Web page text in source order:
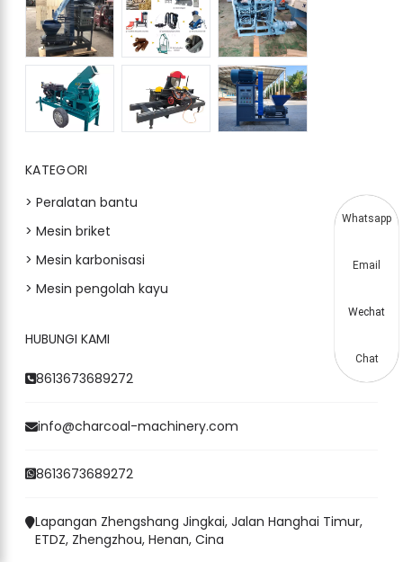
KATEGORI
> Peralatan bantu
> Mesin briket
> Mesin karbonisasi
> Mesin pengolah kayu
HUBUNGI KAMI
8613673689272
info@charcoal-machinery.com
8613673689272
Lapangan Zhengshang Jingkai, Jalan Hanghai Timur,
ETDZ, Zhengzhou, Henan, Cina
Whatsapp
Email
Wechat
Chat